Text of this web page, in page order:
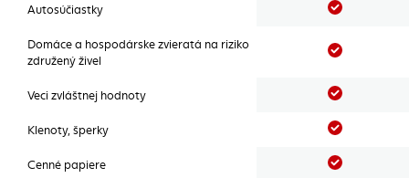
Autosúčiastky Áno
Domáce a hospodárske zvieratá na riziko
združený živel
Áno
Veci zvláštnej hodnoty Áno
Klenoty, šperky Áno
Cenné papiere Áno